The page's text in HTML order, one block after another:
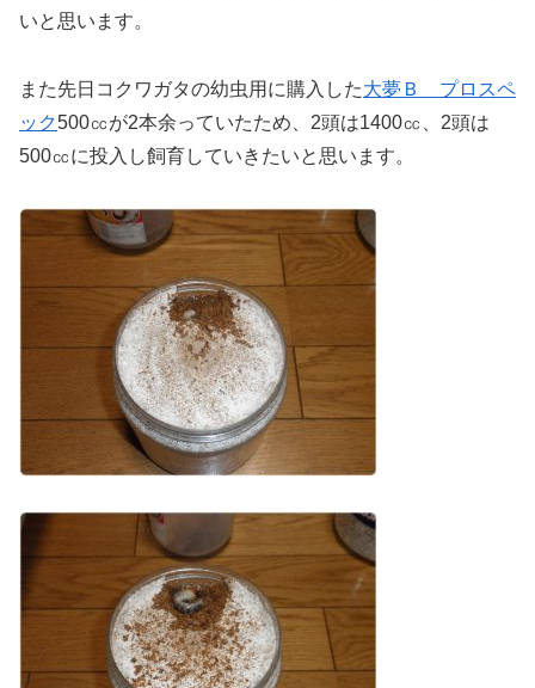
いと思います。
また先日コクワガタの幼虫用に購入した大夢Ｂ プロスペ
ック500㏄が2本余っていたため、2頭は1400㏄、2頭は
500㏄に投入し飼育していきたいと思います。